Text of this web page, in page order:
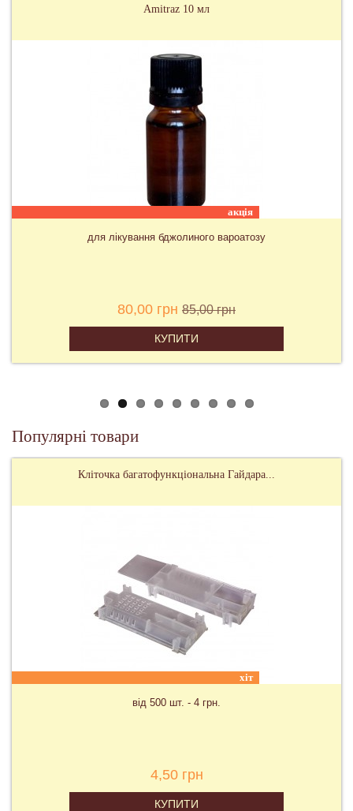
Amitraz 10 мл
акція
для лікування бджолиного вароатозу
80,00 грн 85,00 грн
КУПИТИ
Популярні товари
Кліточка багатофункціональна Гайдара...
хіт
від 500 шт. - 4 грн.
4,50 грн
КУПИТИ